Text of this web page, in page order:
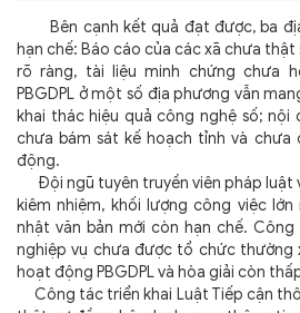
Bên cạnh kết quả đạt được, ba
hạn chế: Báo cáo của các xã chưa
rõ ràng, tài liệu minh chứng chưa
PBGDPL ở một số địa phương vẫn
khai thác hiệu quả công nghệ số;
chưa bám sát kế hoạch tỉnh và chưa
động.
Đội ngũ tuyên truyền viên pháp luật
kiêm nhiệm, khối lượng công việc
nhật văn bản mới còn hạn chế.
nghiệp vụ chưa được tổ chức thường
hoạt động PBGDPL và hòa giải còn
Công tác triển khai Luật Tiếp cận